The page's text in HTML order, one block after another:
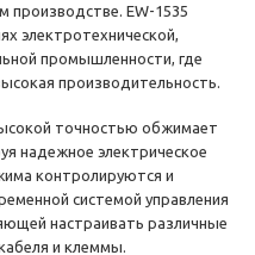
производстве. EW-1535
электротехнической,
промышленности, где
производительность.
точностью обжимает
надежное электрическое
контролируются и
системой управления
настраивать различные
и клеммы.